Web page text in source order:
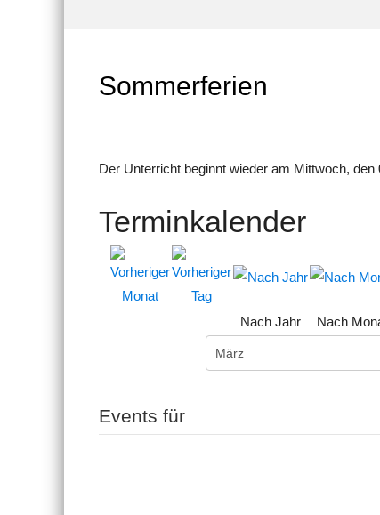
Sommerferien
Der Unterricht beginnt wieder am Mittwoch, den
Terminkalender
Nach Jahr Nach
Events für